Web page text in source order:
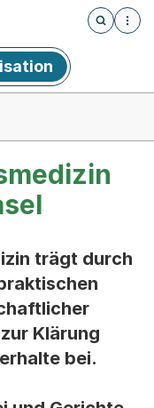
Öffnet
trägt durch
Klärung
bei.